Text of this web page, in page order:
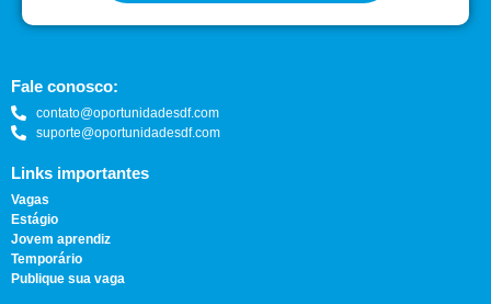
Fale conosco:
contato@oportunidadesdf.com
suporte@oportunidadesdf.com
Links importantes
Vagas
Estágio
Jovem aprendiz
Temporário
Publique sua vaga